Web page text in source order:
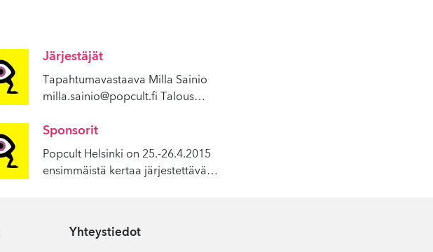
Järjestäjät
Tapahtumavastaava Milla Sainio
milla.sainio@popcult.fi Talous…
Sponsorit
Popcult Helsinki on 25.-26.4.2015
ensimmäistä kertaa järjestettävä…
Yhteystiedot